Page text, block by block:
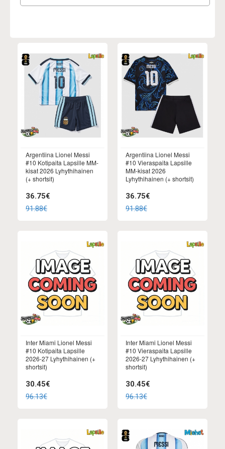
Argentiina Lionel Messi
#10 Kotipaita Lapsille MM-
kisat 2026 Lyhythihainen
(+ shortsit)
36.75€
91.88€
Argentiina Lionel Messi
#10 Vieraspaita Lapsille
MM-kisat 2026
Lyhythihainen (+ shortsit)
36.75€
91.88€
Inter Miami Lionel Messi
#10 Kotipaita Lapsille
2026-27 Lyhythihainen (+
shortsit)
30.45€
96.13€
Inter Miami Lionel Messi
#10 Vieraspaita Lapsille
2026-27 Lyhythihainen (+
shortsit)
30.45€
96.13€